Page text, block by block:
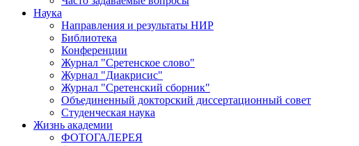
Наука
Направления и результаты НИР
Библиотека
Конференции
Журнал "Сретенское слово"
Журнал "Диакрисис"
Журнал "Сретенский сборник"
Объединенный докторский диссертационный совет
Студенческая наука
Жизнь академии
ФОТОГАЛЕРЕЯ